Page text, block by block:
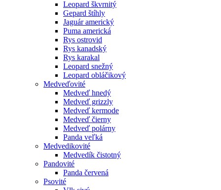
Leopard škvrnitý
Gepard štíhly
Jaguár americký
Puma americká
Rys ostrovid
Rys kanadský
Rys karakal
Leopard snežný
Leopard obláčikový
Medveďovité
Medveď hnedý
Medveď grizzly
Medveď kermode
Medveď čierny
Medveď polárny
Panda veľká
Medvedikovité
Medvedík čistotný
Pandovité
Panda červená
Psovité